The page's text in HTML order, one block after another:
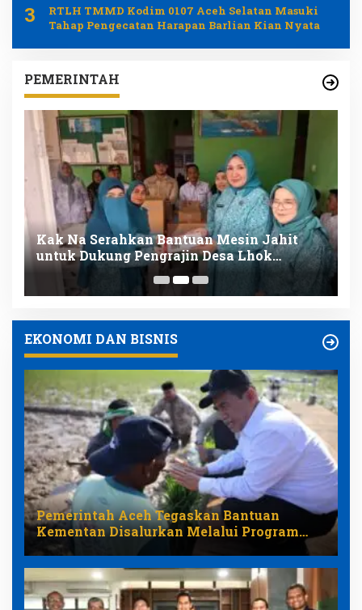
3
RTLH TMMD Kodim 0107 Aceh Selatan Masuki
Tahap Pengecatan Harapan Barlian Kian Nyata
PEMERINTAH
Kak Na Serahkan Bantuan Mesin Jahit
untuk Dukung Pengrajin Desa Lhok
Makmur
EKONOMI DAN BISNIS
Pemerintah Aceh Tegaskan Bantuan
Kementan Disalurkan Melalui Program
Pemulihan Pertanian